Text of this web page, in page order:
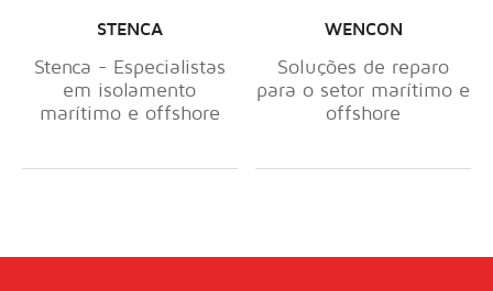
STENCA
Stenca - Especialistas
em isolamento
marítimo e offshore
WENCON
Soluções de reparo
para o setor marítimo e
offshore